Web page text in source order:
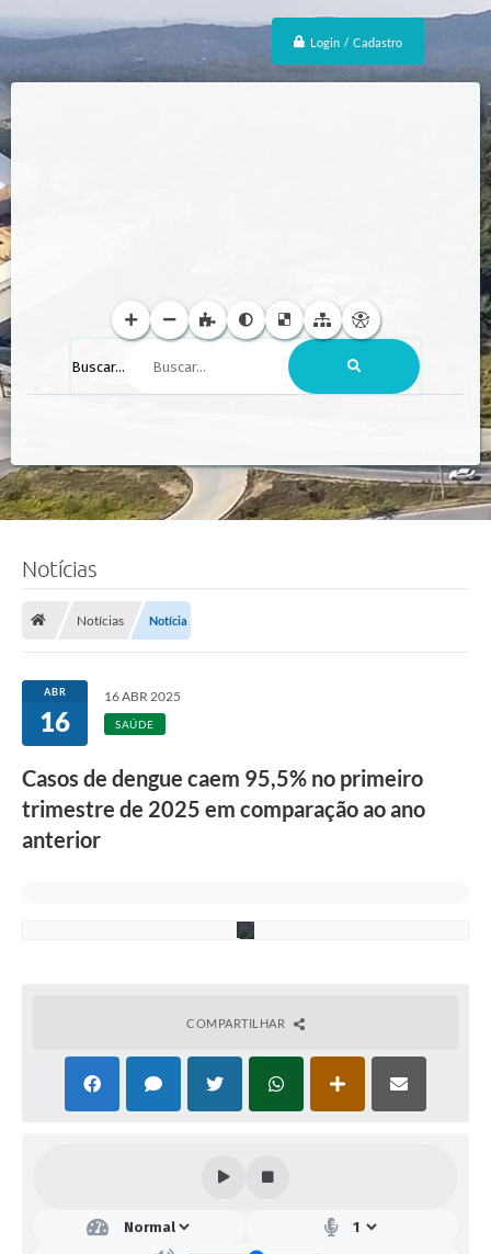
Login / Cadastro
Buscar...
Notícias
Notícias Notícia
ABR
16
16 ABR 2025
SAÚDE
Casos de dengue caem 95,5% no primeiro
trimestre de 2025 em comparação ao ano
anterior
a
l
COMPARTILHAR